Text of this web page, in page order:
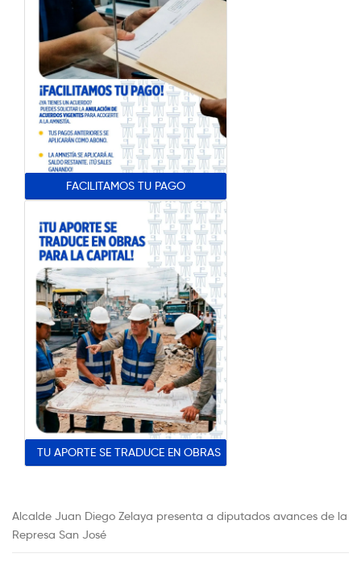
FACILITAMOS TU PAGO
TU APORTE SE TRADUCE EN OBRAS
Alcalde Juan Diego Zelaya presenta a diputados avances de la
Represa San José